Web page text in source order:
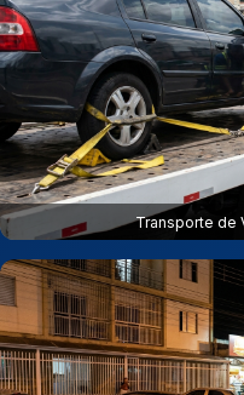
Transporte de